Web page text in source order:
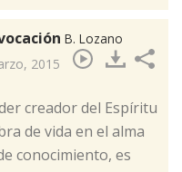
B. Lozano
2015
creador del Espíritu
de vida en el alma
conocimiento, es